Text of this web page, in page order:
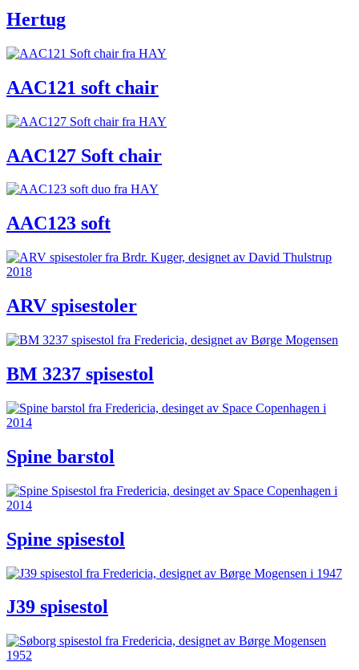
Hertug
AAC121 soft chair
AAC127 Soft chair
AAC123 soft
ARV spisestoler
BM 3237 spisestol
Spine barstol
Spine spisestol
J39 spisestol